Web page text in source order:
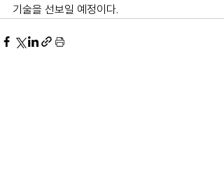
기술을 선보일 예정이다.